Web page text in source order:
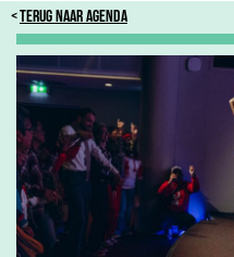
TERUG NAAR AGENDA